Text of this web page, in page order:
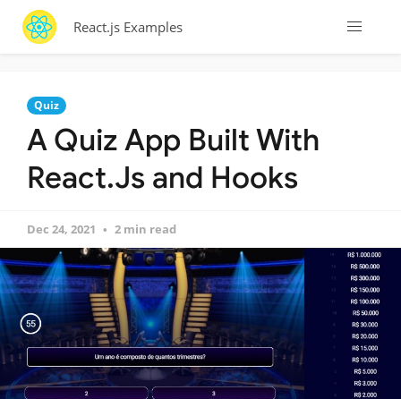
React.js Examples
Quiz
A Quiz App Built With
React.Js and Hooks
Dec 24, 2021 2 min read